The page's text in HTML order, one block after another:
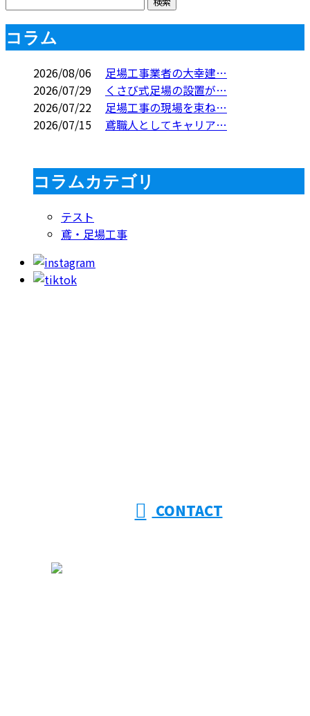
コラム
2026/08/06
足場工事業者の大幸建…
2026/07/29
くさび式足場の設置が…
2026/07/22
足場工事の現場を束ね…
2026/07/15
鳶職人としてキャリア…
コラムカテゴリ
テスト
鳶・足場工事
CONTACT